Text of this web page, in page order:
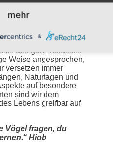
ganzheitlicher
Gelegenheiten bietet
Die
dort ganz natürlich,
Weise angesprochen,
versetzen immer
Naturtagen und
auf besondere
sind wir dem
Lebens greifbar auf
Vögel fragen, du
Hiob
mehr
&